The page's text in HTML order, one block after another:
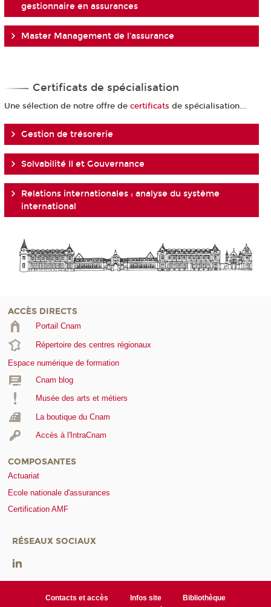
gestionnaire en assurances
Master Management de l'assurance
Certificats de spécialisation
Une sélection de notre offre de certificats de spécialisation...
Gestion de trésorerie
Solvabilité II et Gouvernance
Relations internationales : analyse du système
international
ACCÈS DIRECTS
Portail Cnam
Répertoire des centres régionaux
Espace numérique de formation
Cnam blog
Musée des arts et métiers
La boutique du Cnam
Accès à l'IntraCnam
COMPOSANTES
Actuariat
Ecole nationale d'assurances
Certification AMF
RÉSEAUX SOCIAUX
Contacts et accès Infos site
Bibliothèque